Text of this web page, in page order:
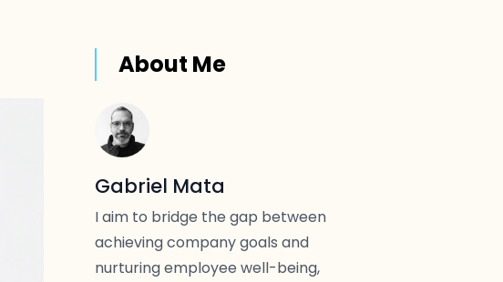
About Me
Gabriel Mata
I aim to bridge the gap between
achieving company goals and
nurturing employee well-being,